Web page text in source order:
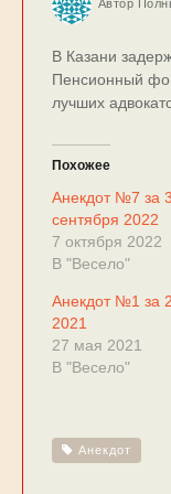
Автор
В Казани
Пенсионный
лучших
Похожее
Анекдот №7 за
сентября 2022
7 октября 2022
В "Весело"
Анекдот №1 за
2021
27 мая 2021
В "Весело"
Анекдот